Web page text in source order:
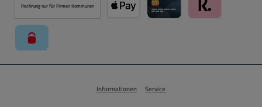
Rechnung nur für Firmen Kommunen
Informationen Service